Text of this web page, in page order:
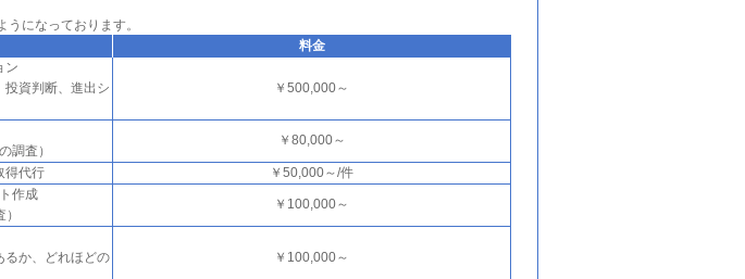
になっております。
料金
ン
投資判断、進出シ
￥500,000～
調査）
￥80,000～
得代行
￥50,000～/件
作成
￥100,000～
るか、どれほどの
￥100,000～